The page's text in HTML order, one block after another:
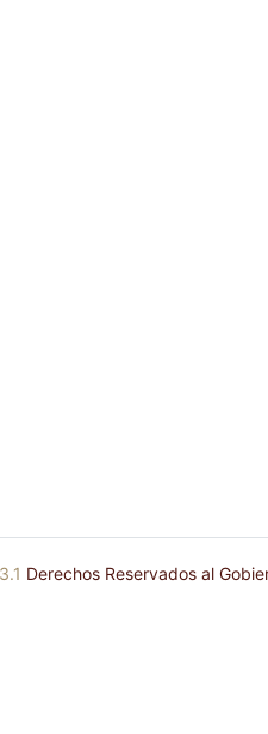
Derechos Reservados al